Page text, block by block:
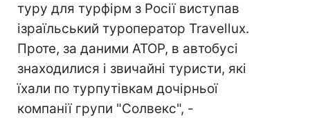
туру для турфірм з Росії виступав
ізраїльський туроператор Travellux.
Проте, за даними АТОР, в автобусі
знаходилися і звичайні туристи, які
їхали по турпутівкам дочірньої
компанії групи "Солвекс", -